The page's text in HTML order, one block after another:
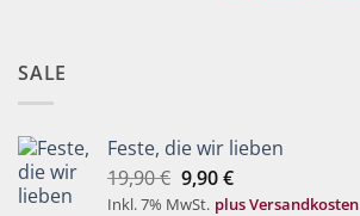
SALE
Feste, die wir lieben
19,90€ Ursprünglicher
Preis
9,90€Aktueller
Preis
Inkl. 7% MwSt. plus Versandkosten